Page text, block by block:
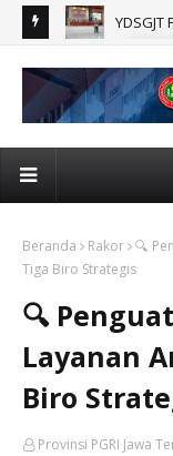
Beranda Rakor 🔍
Tiga Biro Strategis
🔍
Layanan
Biro
Provinsi PGRI Jawa